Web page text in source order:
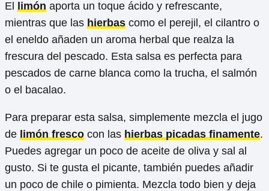
El limón aporta un toque ácido y refrescante,
mientras que las hierbas como el perejil, el cilantro o
el eneldo añaden un aroma herbal que realza la
frescura del pescado. Esta salsa es perfecta para
pescados de carne blanca como la trucha, el salmón
o el bacalao.
Para preparar esta salsa, simplemente mezcla el jugo
de limón fresco con las hierbas picadas finamente.
Puedes agregar un poco de aceite de oliva y sal al
gusto. Si te gusta el picante, también puedes añadir
un poco de chile o pimienta. Mezcla todo bien y deja